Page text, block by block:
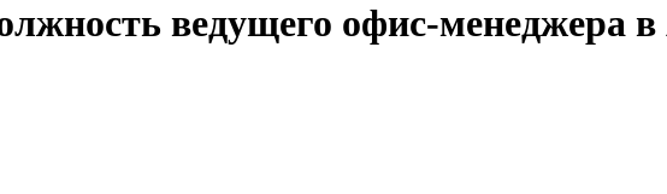
ведущего офис-менеджера